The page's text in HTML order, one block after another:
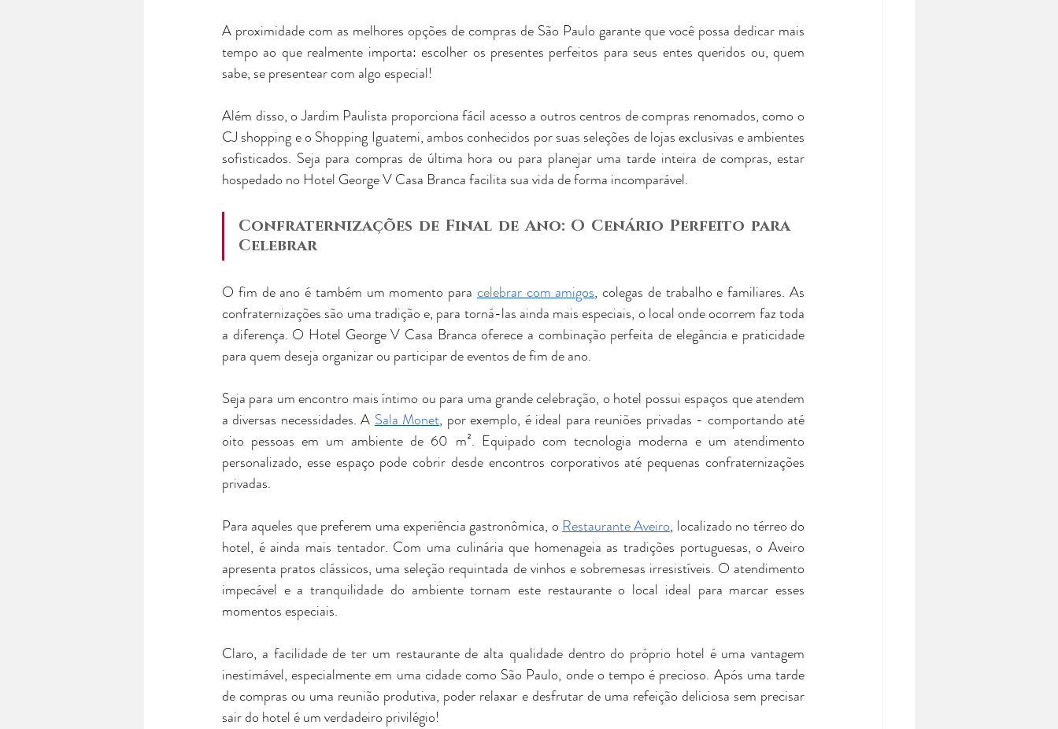
A proximidade com as melhores opções de compras de São Paulo garante que você possa dedicar mais
tempo ao que realmente importa: escolher os presentes perfeitos para seus entes queridos ou, quem
sabe, se presentear com algo especial!
Além disso, o Jardim Paulista proporciona fácil acesso a outros centros de compras renomados, como o
CJ shopping e o Shopping Iguatemi, ambos conhecidos por suas seleções de lojas exclusivas e ambientes
sofisticados. Seja para compras de última hora ou para planejar uma tarde inteira de compras, estar
hospedado no Hotel George V Casa Branca facilita sua vida de forma incomparável.
Confraternizações de Final de Ano: O Cenário Perfeito para
Celebrar
O fim de ano é também um momento para celebrar com amigos, colegas de trabalho e familiares. As
confraternizações são uma tradição e, para torná-las ainda mais especiais, o local onde ocorrem faz toda
a diferença. O Hotel George V Casa Branca oferece a combinação perfeita de elegância e praticidade
para quem deseja organizar ou participar de eventos de fim de ano.
Seja para um encontro mais íntimo ou para uma grande celebração, o hotel possui espaços que atendem
a diversas necessidades. A Sala Monet, por exemplo, é ideal para reuniões privadas - comportando até
oito pessoas em um ambiente de 60 m². Equipado com tecnologia moderna e um atendimento
personalizado, esse espaço pode cobrir desde encontros corporativos até pequenas confraternizações
privadas.
Para aqueles que preferem uma experiência gastronômica, o Restaurante Aveiro, localizado no térreo do
hotel, é ainda mais tentador. Com uma culinária que homenageia as tradições portuguesas, o Aveiro
apresenta pratos clássicos, uma seleção requintada de vinhos e sobremesas irresistíveis. O atendimento
impecável e a tranquilidade do ambiente tornam este restaurante o local ideal para marcar esses
momentos especiais.
Claro, a facilidade de ter um restaurante de alta qualidade dentro do próprio hotel é uma vantagem
inestimável, especialmente em uma cidade como São Paulo, onde o tempo é precioso. Após uma tarde
de compras ou uma reunião produtiva, poder relaxar e desfrutar de uma refeição deliciosa sem precisar
sair do hotel é um verdadeiro privilégio!